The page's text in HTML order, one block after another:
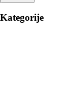
Kategorije